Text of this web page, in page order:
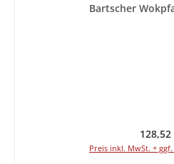
Bartscher
128,52
Preis inkl. MwSt. +